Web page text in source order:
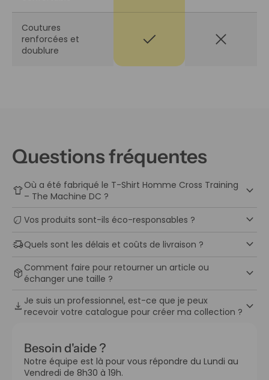
Coutures
renforcées et
doublure
check close
Besoin d'aide ?
Notre équipe est là pour vous répondre du Lundi au
Vendredi de 8h30 à 19h.
Questions fréquentes
apparelOù a été fabriqué le T-Shirt Homme Cross Training
– The Machine DC ?
keyboard_arrow_down
eco Vos produits sont-ils éco-responsables ? keyboard_arrow_down
delivery_truck_speedQuels sont les délais et coûts de livraison ? keyboard_arrow_down
package_2 Comment faire pour retourner un article ou
échanger une taille ?
keyboard_arrow_down
download Je suis un professionnel, est-ce que je peux
recevoir votre catalogue pour créer ma collection ? keyboard_arrow_down